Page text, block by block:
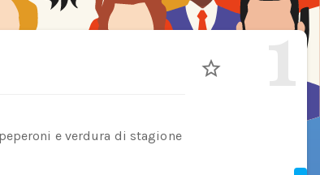
1
e verdura di stagione